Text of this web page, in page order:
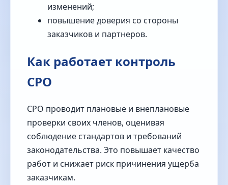
изменений;
повышение доверия со стороны
заказчиков и партнеров.
Как работает контроль
СРО
СРО проводит плановые и внеплановые
проверки своих членов, оценивая
соблюдение стандартов и требований
законодательства. Это повышает качество
работ и снижает риск причинения ущерба
заказчикам.